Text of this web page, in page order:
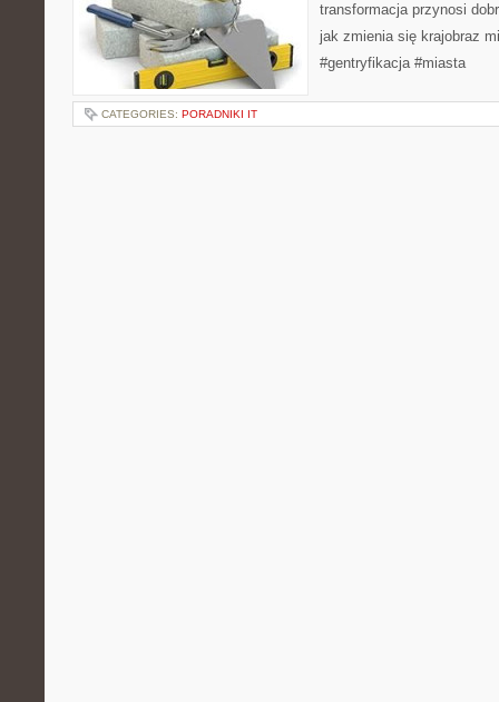
transformacja przynosi
jak zmienia się krajobraz
#gentryfikacja #miasta
CATEGORIES: PORADNIKI IT